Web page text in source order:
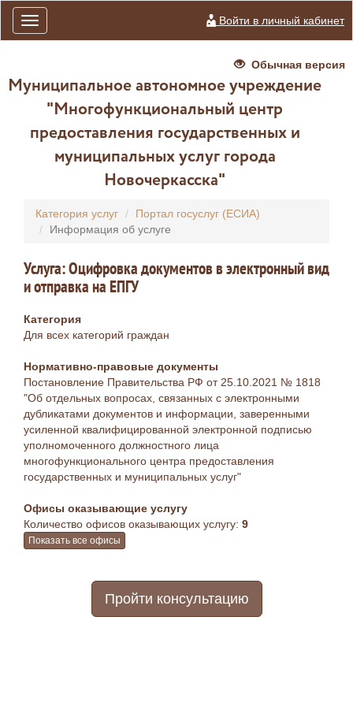
Toggle
navigation
Войти в личный кабинет
Обычная версия
Муниципальное автономное учреждение
"Многофункциональный центр
предоставления государственных и
муниципальных услуг города
Новочеркасска"
Категория услуг
Портал госуслуг (ЕСИА)
Информация об услуге
Услуга: Оцифровка документов в электронный вид
и отправка на ЕПГУ
Категория
Для всех категорий граждан
Нормативно-правовые документы
Постановление Правительства РФ от 25.10.2021 № 1818
"Об отдельных вопросах, связанных с электронными
дубликатами документов и информации, заверенными
усиленной квалифицированной электронной подписью
уполномоченного должностного лица
многофункционального центра предоставления
государственных и муниципальных услуг"
Офисы оказывающие услугу
Количество офисов оказывающих услугу: 9
Показать все офисы
Пройти консультацию